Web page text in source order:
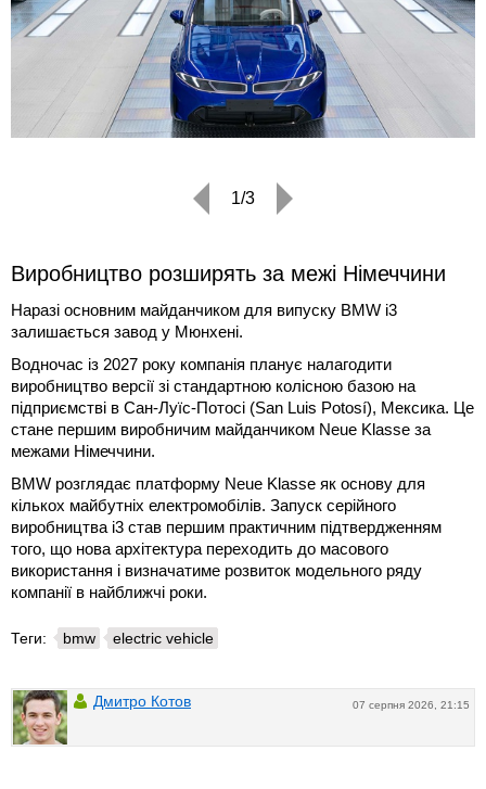
1/3
Виробництво розширять за межі Німеччини
Наразі основним майданчиком для випуску BMW i3
залишається завод у Мюнхені.
Водночас із 2027 року компанія планує налагодити
виробництво версії зі стандартною колісною базою на
підприємстві в Сан-Луїс-Потосі (San Luis Potosí), Мексика. Це
стане першим виробничим майданчиком Neue Klasse за
межами Німеччини.
BMW розглядає платформу Neue Klasse як основу для
кількох майбутніх електромобілів. Запуск серійного
виробництва i3 став першим практичним підтвердженням
того, що нова архітектура переходить до масового
використання і визначатиме розвиток модельного ряду
компанії в найближчі роки.
Теги: bmw electric vehicle
07 серпня 2026, 21:15
Дмитро Котов